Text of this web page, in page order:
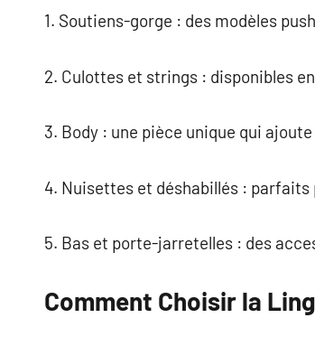
1. Soutiens-gorge : des modèles
2. Culottes et strings : disponibles
3. Body : une pièce unique qui
4. Nuisettes et déshabillés : parfaits
5. Bas et porte-jarretelles : des
Comment Choisir la